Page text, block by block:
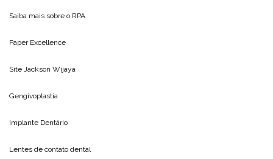
Saiba mais sobre o RPA
Paper Excellence
Site Jackson Wijaya
Gengivoplastia
Implante Dentário
Lentes de contato dental